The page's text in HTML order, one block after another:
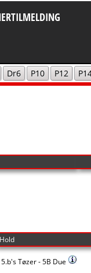
Dr6 P10 P12
Hold
5.b's Tøzer - 5B Due